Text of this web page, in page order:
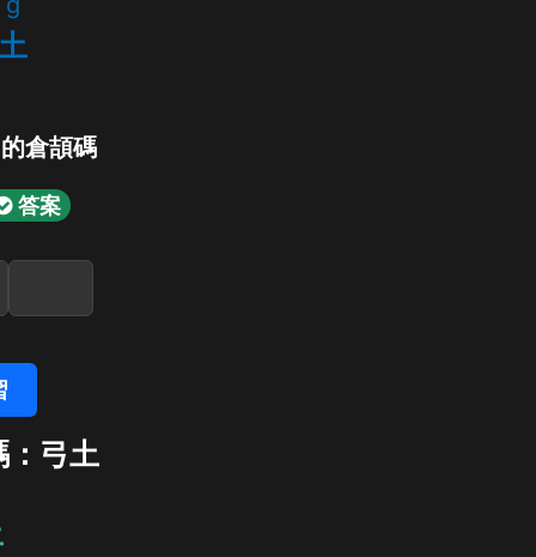
倉頡碼
答案
：弓土